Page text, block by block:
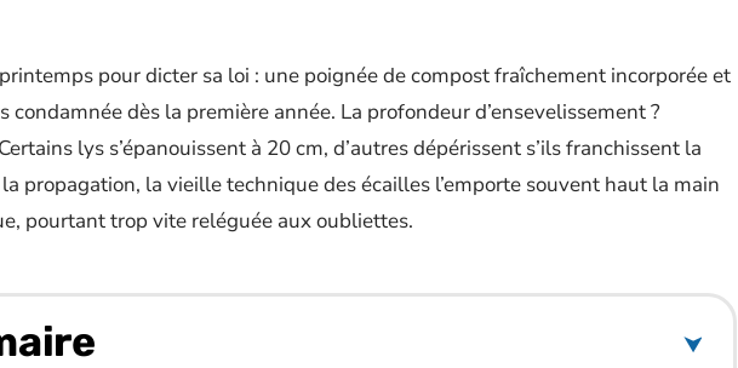
pour dicter sa loi : une poignée de compost fraîchement incorporée et
dès la première année. La profondeur d’ensevelissement ?
lys s’épanouissent à 20 cm, d’autres dépérissent s’ils franchissent la
propagation, la vieille technique des écailles l’emporte souvent haut la main
pourtant trop vite reléguée aux oubliettes.